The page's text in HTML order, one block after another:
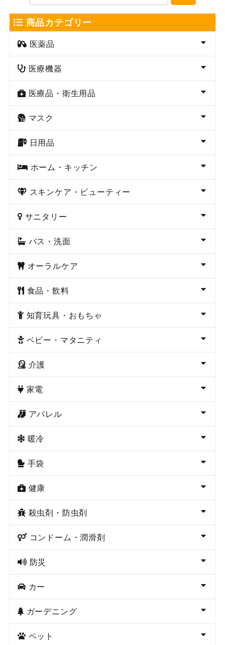
商品カテゴリー
医薬品
医療機器
医療品・衛生用品
マスク
日用品
ホーム・キッチン
スキンケア・ビューティー
サニタリー
バス・洗面
オーラルケア
食品・飲料
知育玩具・おもちゃ
ベビー・マタニティ
介護
家電
アパレル
暖冷
手袋
健康
殺虫剤・防虫剤
コンドーム・潤滑剤
防災
カー
ガーデニング
ペット